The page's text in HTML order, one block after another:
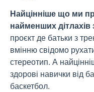
Найцінніше що ми
найменших дітлахів
проєкт де батьки з
вмінню свідомо
стереотип. А
здорові навички від
баскетбол.